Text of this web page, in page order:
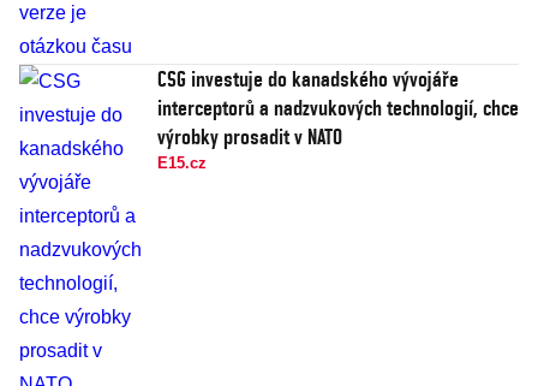
CSG investuje do kanadského vývojáře
interceptorů a nadzvukových technologií, chce
výrobky prosadit v NATO
E15.cz